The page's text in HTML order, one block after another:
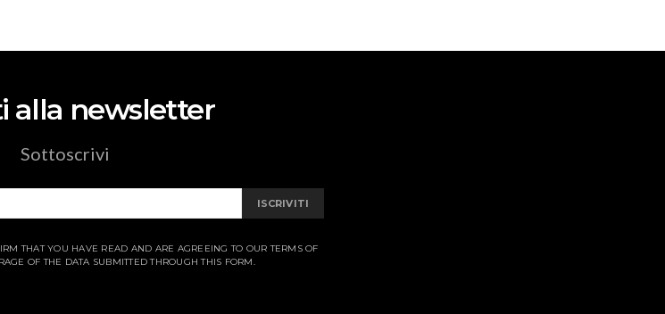
alla newsletter
Sottoscrivi
ISCRIVITI
THAT YOU HAVE READ AND ARE AGREEING TO OUR TERMS OF
OF THE DATA SUBMITTED THROUGH THIS FORM.